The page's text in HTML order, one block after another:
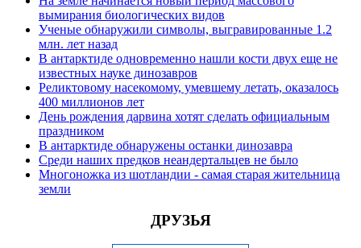
вымирания биологических видов
Ученые обнаружили символы, выгравированные 1.2
млн. лет назад
В антарктиде одновременно нашли кости двух еще не
известных науке динозавров
Реликтовому насекомому, умевшему летать, оказалось
400 миллионов лет
День рождения дарвина хотят сделать официальным
праздником
В антарктиде обнаружены останки динозавра
Среди наших предков неандертальцев не было
Многоножка из шотландии - самая старая жительница
земли
ДРУЗЬЯ